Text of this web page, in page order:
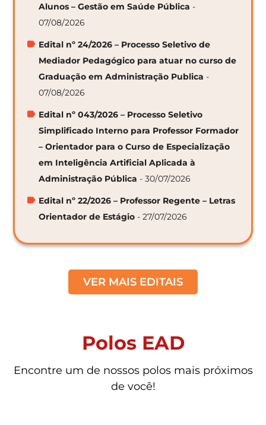
Alunos – Gestão em Saúde Pública -
07/08/2026
Edital nº 24/2026 – Processo Seletivo de
Mediador Pedagógico para atuar no curso de
Graduação em Administração Publica -
07/08/2026
Edital nº 043/2026 – Processo Seletivo
Simplificado Interno para Professor Formador
– Orientador para o Curso de Especialização
em Inteligência Artificial Aplicada à
Administração Pública - 30/07/2026
Edital nº 22/2026 – Professor Regente – Letras
Orientador de Estágio - 27/07/2026
VER MAIS EDITAIS
Polos EAD
Encontre um de nossos polos mais próximos
de você!